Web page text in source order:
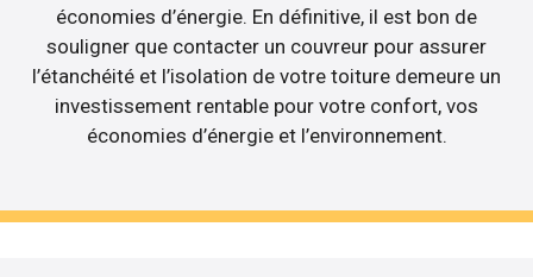
économies d’énergie. En définitive, il est bon de
souligner que contacter un couvreur pour assurer
l’étanchéité et l’isolation de votre toiture demeure un
investissement rentable pour votre confort, vos
économies d’énergie et l’environnement.